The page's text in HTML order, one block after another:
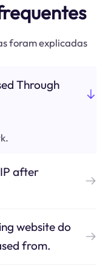
foram explicadas
Through
after
website do
from.